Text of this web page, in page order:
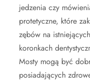
jedzenia czy
protetyczne, które
zębów na
koronkach
Mosty mogą być
posiadających